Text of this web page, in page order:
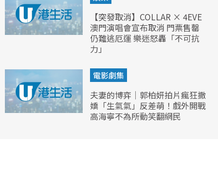
【突發取消】COLLAR × 4EVE
澳門演唱會宣布取消 門票售罄
仍難逃厄運 樂迷怒轟「不可抗
力」
電影劇集
夫妻的博弈｜郭柏妍拍片瘋狂撒
嬌「生氣氣」反差萌！戲外開戰
高海寧不為所動笑翻網民